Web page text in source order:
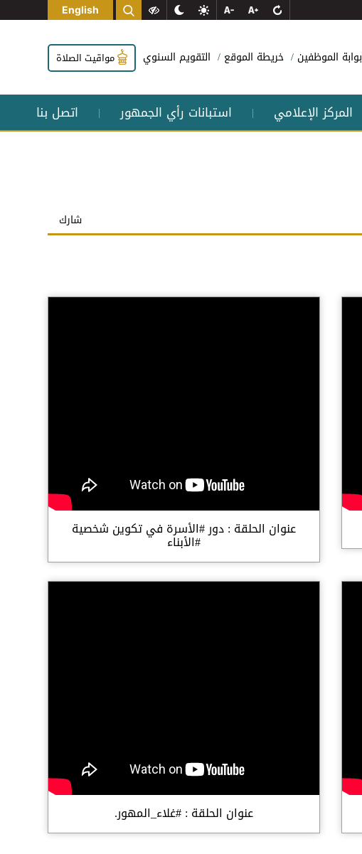
English
بوابة الموظفين خريطة الموقع التقويم السنوي مواقيت الصلاة
المركز الإعلامي | استبانات رأي الجمهور | اتصل بنا
شارك
عنوان الحلقة : دور #الأسرة في تكوين شخصية
#الأبناء
عنوان الحلقة : #غلاء_المهور.